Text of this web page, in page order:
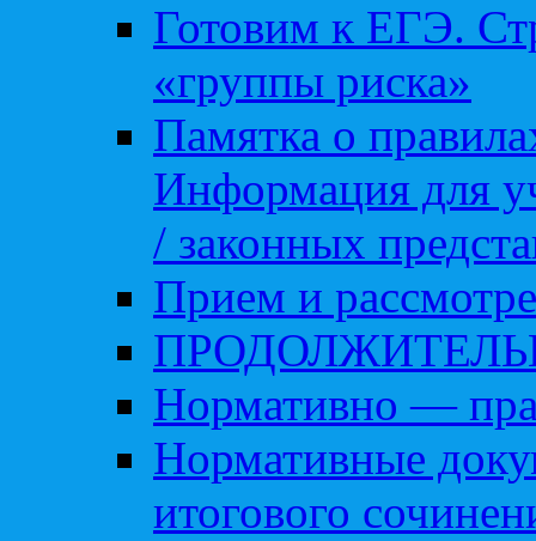
Готовим к ЕГЭ.
«группы риска»
Памятка о
Информация для
/ законных
Прием и
Нормативно —
Нормативные
итогового